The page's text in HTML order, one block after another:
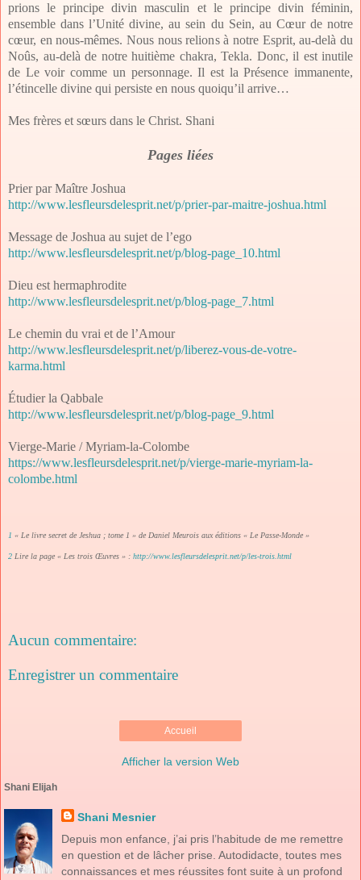
prions le principe divin masculin et le principe divin féminin,
ensemble dans l’Unité divine, au sein du Sein, au Cœur de notre
cœur, en nous-mêmes. Nous nous relions à notre Esprit, au-delà du
Noûs, au-delà de notre huitième chakra, Tekla. Donc, il est inutile
de Le voir comme un personnage. Il est la Présence immanente,
l’étincelle divine qui persiste en nous quoiqu’il arrive…
Mes frères et sœurs dans le Christ. Shani
Pages liées
Prier par Maître Joshua
http://www.lesfleursdelesprit.net/p/prier-par-maitre-joshua.html
Message de Joshua au sujet de l’ego
http://www.lesfleursdelesprit.net/p/blog-page_10.html
Dieu est hermaphrodite
http://www.lesfleursdelesprit.net/p/blog-page_7.html
Le chemin du vrai et de l’Amour
http://www.lesfleursdelesprit.net/p/liberez-vous-de-votre-
karma.html
Étudier la Qabbale
http://www.lesfleursdelesprit.net/p/blog-page_9.html
Vierge-Marie / Myriam-la-Colombe
https://www.lesfleursdelesprit.net/p/vierge-marie-myriam-la-
colombe.html
1 « Le livre secret de Jeshua ; tome 1 » de Daniel Meurois aux éditions « Le Passe-Monde »
2 Lire la page « Les trois Œuvres » : http://www.lesfleursdelesprit.net/p/les-trois.html
Aucun commentaire:
Enregistrer un commentaire
Accueil
Afficher la version Web
Shani Elijah
Shani Mesnier
Depuis mon enfance, j’ai pris l’habitude de me remettre
en question et de lâcher prise. Autodidacte, toutes mes
connaissances et mes réussites font suite à un profond